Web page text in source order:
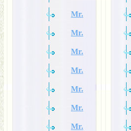
Mr.
Mr.
Mr.
Mr.
Mr.
Mr.
Mr.